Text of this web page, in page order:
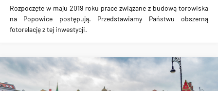
Rozpoczęte w maju 2019 roku prace związane z budową torowiska
na Popowice postępują. Przedstawiamy Państwu obszerną
fotorelację z tej inwestycji.